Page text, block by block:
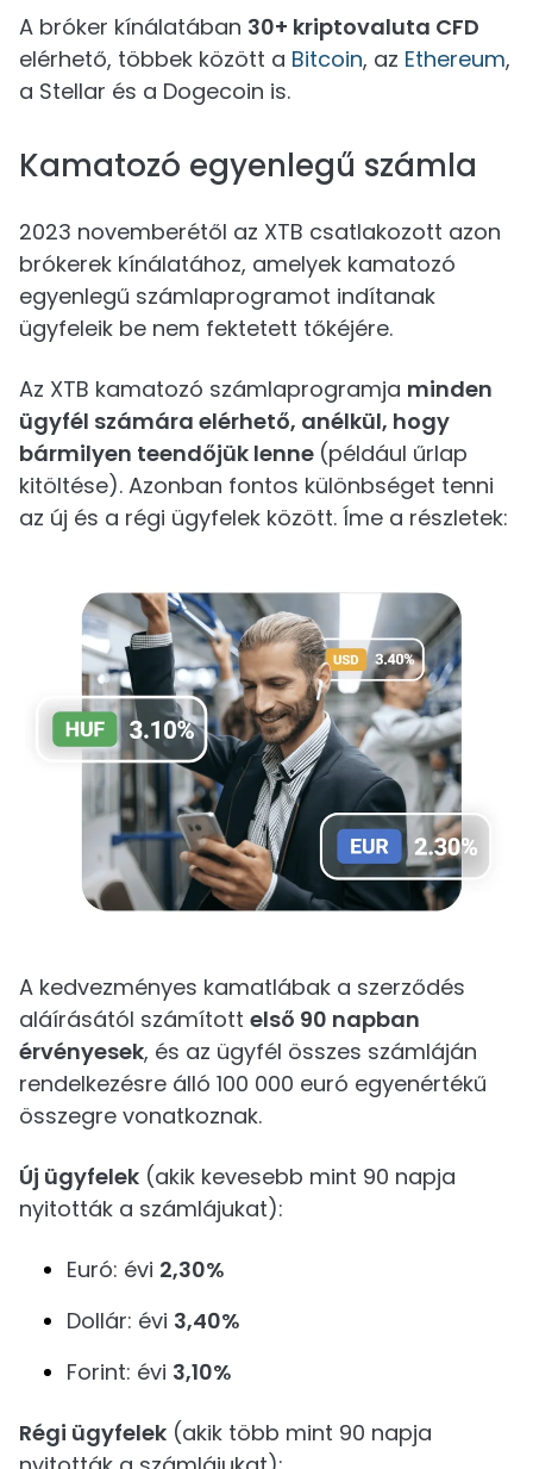
A bróker kínálatában 30+ kriptovaluta CFD
elérhető, többek között a Bitcoin, az Ethereum,
a Stellar és a Dogecoin is.
Kamatozó egyenlegű számla
2023 novemberétől az XTB csatlakozott azon
brókerek kínálatához, amelyek kamatozó
egyenlegű számlaprogramot indítanak
ügyfeleik be nem fektetett tőkéjére.
Az XTB kamatozó számlaprogramja minden
ügyfél számára elérhető, anélkül, hogy
bármilyen teendőjük lenne (például űrlap
kitöltése). Azonban fontos különbséget tenni
az új és a régi ügyfelek között. Íme a részletek:
A kedvezményes kamatlábak a szerződés
aláírásától számított első 90 napban
érvényesek, és az ügyfél összes számláján
rendelkezésre álló 100 000 euró egyenértékű
összegre vonatkoznak.
Új ügyfelek (akik kevesebb mint 90 napja
nyitották a számlájukat):
Euró: évi 2,30%
Dollár: évi 3,40%
Forint: évi 3,10%
Régi ügyfelek (akik több mint 90 napja